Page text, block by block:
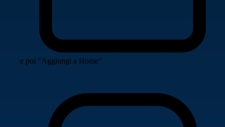
e poi "Aggiungi a Home"